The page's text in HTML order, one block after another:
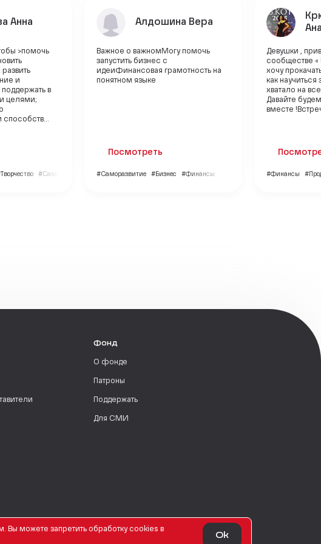
Анна
>помочь
и
в
целями;
#Саморазвитие
Алдошина Вера
Важное о важномМогу помочь
запустить бизнес с
идеиФинансовая грамотность на
понятном языке
Посмотреть
#Саморазвитие #Бизнес #Финансы
Девушки ,
сообществе
хочу
как научиться
хватало на
Давайте
вместе
#Финансы
Фонд
О фонде
Патроны
Поддержать
Для СМИ
Вы можете запретить обработку сookies в
Ok